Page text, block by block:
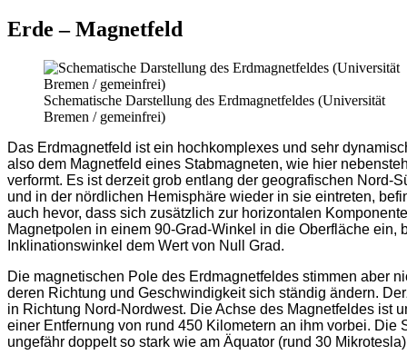
Erde – Magnetfeld
Schematische Darstellung des Erdmagnetfeldes (Universität
Bremen / gemeinfrei)
Das Erdmagnetfeld ist ein hochkomplexes und sehr
also dem Magnetfeld eines Stabmagneten, wie hier
verformt. Es ist derzeit grob entlang der geografischen
und in der nördlichen Hemisphäre wieder in sie eintreten,
auch hevor, dass sich zusätzlich zur horizontalen
Magnetpolen in einem 90-Grad-Winkel in die Oberfläche
Inklinationswinkel dem Wert von Null Grad.
Die magnetischen Pole des Erdmagnetfeldes stimmen aber
deren Richtung und Geschwindigkeit sich ständig ändern.
in Richtung Nord-Nordwest. Die Achse des Magnetfeldes ist
einer Entfernung von rund 450 Kilometern an ihm vorbei.
ungefähr doppelt so stark wie am Äquator (rund 30